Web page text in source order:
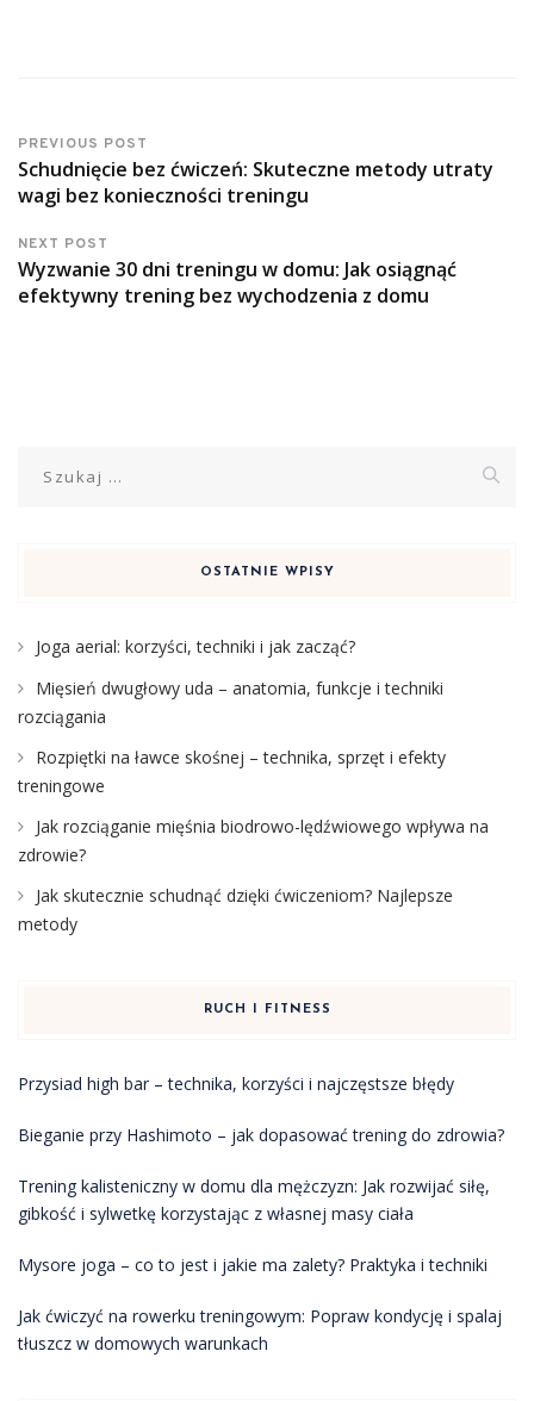
PREVIOUS POST
Schudnięcie bez ćwiczeń: Skuteczne metody utraty
wagi bez konieczności treningu
NEXT POST
Wyzwanie 30 dni treningu w domu: Jak osiągnąć
efektywny trening bez wychodzenia z domu
OSTATNIE WPISY
Joga aerial: korzyści, techniki i jak zacząć?
Mięsień dwugłowy uda – anatomia, funkcje i techniki
rozciągania
Rozpiętki na ławce skośnej – technika, sprzęt i efekty
treningowe
Jak rozciąganie mięśnia biodrowo-lędźwiowego wpływa na
zdrowie?
Jak skutecznie schudnąć dzięki ćwiczeniom? Najlepsze
metody
RUCH I FITNESS
Przysiad high bar – technika, korzyści i najczęstsze błędy
Bieganie przy Hashimoto – jak dopasować trening do zdrowia?
Trening kalisteniczny w domu dla mężczyzn: Jak rozwijać siłę,
gibkość i sylwetkę korzystając z własnej masy ciała
Mysore joga – co to jest i jakie ma zalety? Praktyka i techniki
Jak ćwiczyć na rowerku treningowym: Popraw kondycję i spalaj
tłuszcz w domowych warunkach